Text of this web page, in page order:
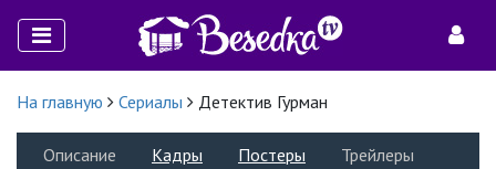
На главную Сериалы Детектив Гурман
Описание Кадры Постеры
Трейлеры